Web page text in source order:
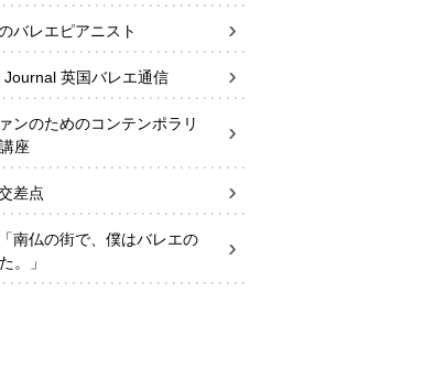
バレエピアニスト
Journal 英国バレエ通信
ンのためのコンテンポラリ
座
差点
南仏の街で、僕はバレエの
。」